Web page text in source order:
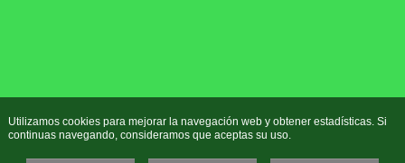
Utilizamos cookies para mejorar la navegación web y obtener estadísticas. Si
continuas navegando, consideramos que aceptas su uso.